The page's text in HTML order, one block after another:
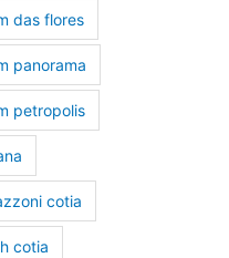
das flores
panorama
petropolis
cotia
cotia